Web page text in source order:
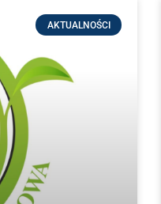
AKTUALNOŚCI